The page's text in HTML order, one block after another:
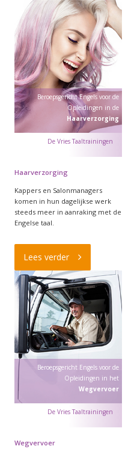
Beroepsgericht Engels voor de
Opleidingen in de
Haarverzorging
Haarverzorging
Kappers en Salonmanagers
komen in hun dagelijkse werk
steeds meer in aanraking met de
Engelse taal.
Lees verder
Beroepsgericht Engels voor de
Opleidingen in het
Wegvervoer
Wegvervoer